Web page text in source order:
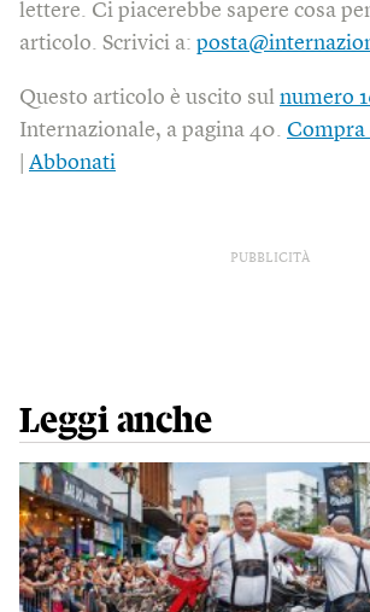
lettere. Ci piacerebbe sapere cosa
articolo. Scrivici a:
Questo articolo è uscito sul numero
Internazionale, a pagina 40. Compra
Abbonati
PUBBLICITÀ
Leggi anche